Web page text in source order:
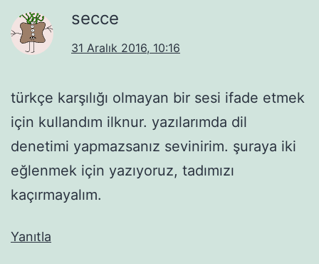
secce
31 Aralık 2016, 10:16
türkçe karşılığı olmayan bir sesi ifade etmek
için kullandım ilknur. yazılarımda dil
denetimi yapmazsanız sevinirim. şuraya iki
eğlenmek için yazıyoruz, tadımızı
kaçırmayalım.
Yanıtla